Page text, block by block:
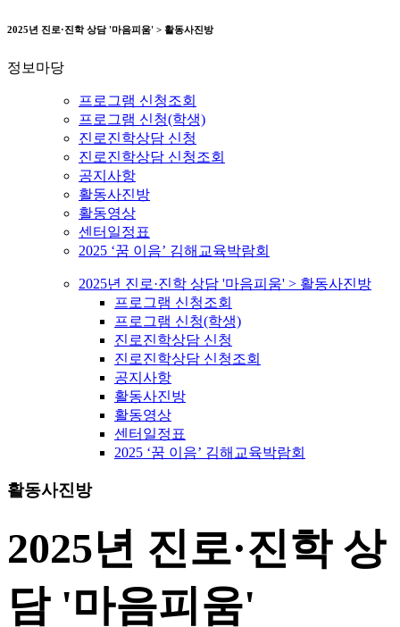
2025년 진로·진학 상담 '마음피움' > 활동사진방
정보마당
프로그램 신청조회
프로그램 신청(학생)
진로진학상담 신청
진로진학상담 신청조회
공지사항
활동사진방
활동영상
센터일정표
2025 ‘꿈 이음’ 김해교육박람회
2025년 진로·진학 상담 '마음피움' > 활동사진방
프로그램 신청조회
프로그램 신청(학생)
진로진학상담 신청
진로진학상담 신청조회
공지사항
활동사진방
활동영상
센터일정표
2025 ‘꿈 이음’ 김해교육박람회
활동사진방
2025년 진로·진학 상
담 '마음피움'